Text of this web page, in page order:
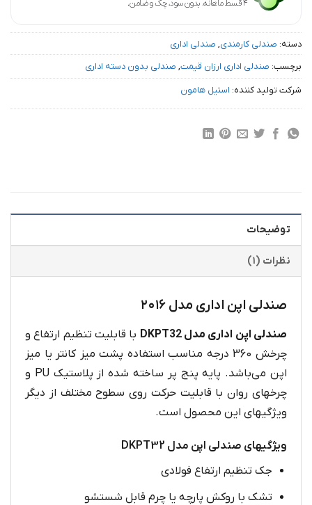
۴ قسط ماهانه. بدون سود، چک و ضامن.
دسته: صندلی کارمندی, صندلی اداری
برچسب: صندلی اداری ارزان قیمت, صندلی بدون دسته اداری
شرکت تولید کننده: استیل هامون
توضیحات
نظرات (۱)
صندلی اپن اداری مدل ۲۰۱۶
صندلی اپن اداری مدل DKPT32
با قابلیت تنظیم ارتفاع و
چرخش 360 درجه مناسب استفاده پشت میز کانتر یا میز
اپن می‌باشد. پایه پنج پر ساخته شده از پلاستیک PU و
چرخهای روان با قابلیت حرکت روی سطوح مختلف از دیگر
ویژگیهای این محصول است.
ویژگیهای صندلی اپن مدل DKPT32
جک تنظیم ارتفاع فولادی
تشک با روکش پارچه یا چرم قابل شستشو